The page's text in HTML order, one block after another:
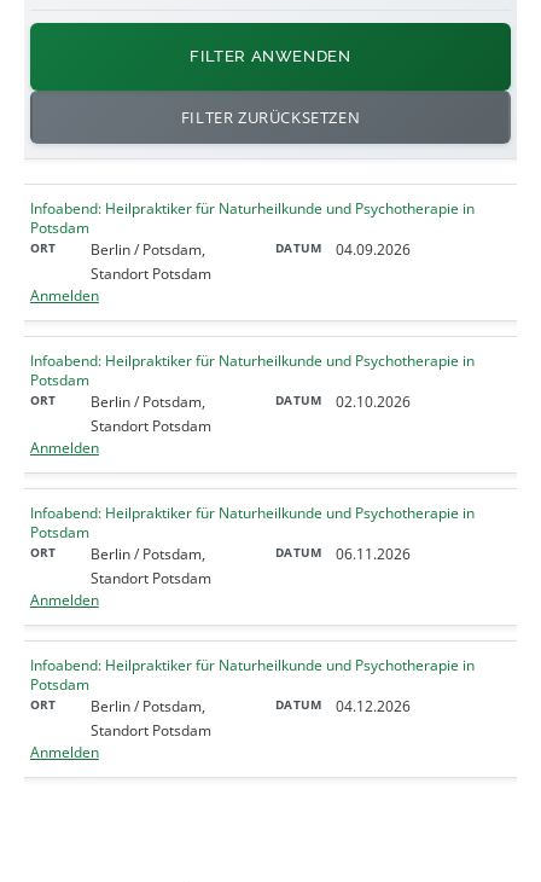
FILTER ANWENDEN
FILTER ZURÜCKSETZEN
Infoabend: Heilpraktiker für Naturheilkunde und Psychotherapie in
Potsdam
Berlin / Potsdam,
Standort Potsdam
04.09.2026
Anmelden
Infoabend: Heilpraktiker für Naturheilkunde und Psychotherapie in
Potsdam
Berlin / Potsdam,
Standort Potsdam
02.10.2026
Anmelden
Infoabend: Heilpraktiker für Naturheilkunde und Psychotherapie in
Potsdam
Berlin / Potsdam,
Standort Potsdam
06.11.2026
Anmelden
Infoabend: Heilpraktiker für Naturheilkunde und Psychotherapie in
Potsdam
Berlin / Potsdam,
Standort Potsdam
04.12.2026
Anmelden